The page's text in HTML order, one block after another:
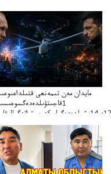
مايدان مەن تىمەنعى